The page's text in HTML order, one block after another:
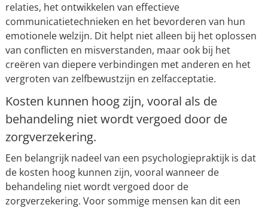
relaties, het ontwikkelen van effectieve
communicatietechnieken en het bevorderen van hun
emotionele welzijn. Dit helpt niet alleen bij het oplossen
van conflicten en misverstanden, maar ook bij het
creëren van diepere verbindingen met anderen en het
vergroten van zelfbewustzijn en zelfacceptatie.
Kosten kunnen hoog zijn, vooral als de
behandeling niet wordt vergoed door de
zorgverzekering.
Een belangrijk nadeel van een psychologiepraktijk is dat
de kosten hoog kunnen zijn, vooral wanneer de
behandeling niet wordt vergoed door de
zorgverzekering. Voor sommige mensen kan dit een